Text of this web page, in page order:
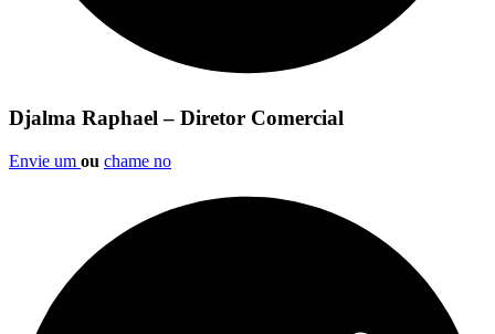
Djalma Raphael – Diretor Comercial
Envie um ou chame no